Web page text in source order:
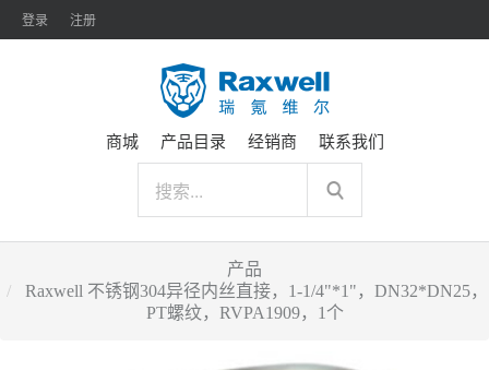
登录 注册
商城 产品目录 经销商 联系我们
产品
Raxwell 不锈钢304异径内丝直接，1-1/4"*1"，DN32*DN25，
PT螺纹，RVPA1909，1个